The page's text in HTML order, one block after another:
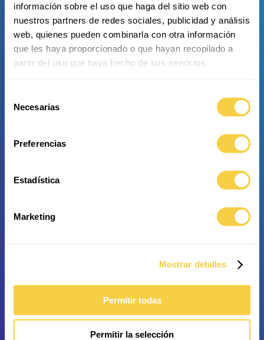
información sobre el uso que haga del sitio web con
nuestros partners de redes sociales, publicidad y análisis
web, quienes pueden combinarla con otra información
que les haya proporcionado o que hayan recopilado a
partir del uso que haya hecho de sus servicios.
Necesarias
Preferencias
Estadística
Marketing
Mostrar detalles
Permitir todas
Permitir la selección
Southern stingray Round stingray
Spiny Butterfly Ray Common eagle ray
Roughtail stingray
Blackchin guitarfish Bowmouth guitarfish